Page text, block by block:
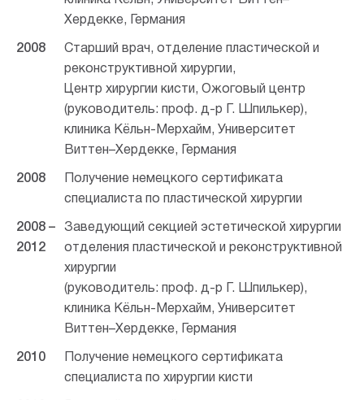
Хердекке, Германия
2008
Старший врач, отделение пластической и
реконструктивной хирургии,
Центр хирургии кисти, Ожоговый центр
(руководитель: проф. д-р Г. Шпилькер),
клиника Кёльн-Мерхайм, Университет
Виттен–Хердекке, Германия
2008
Получение немецкого сертификата
специалиста по пластической хирургии
2008 –
2012
Заведующий секцией эстетической хирургии
отделения пластической и реконструктивной
хирургии
(руководитель: проф. д-р Г. Шпилькер),
клиника Кёльн-Мерхайм, Университет
Виттен–Хердекке, Германия
2010
Получение немецкого сертификата
специалиста по хирургии кисти